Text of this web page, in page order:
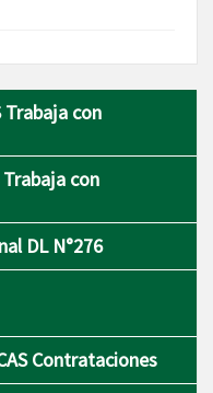
Trabaja con
Trabaja con
DL N°276
Contrataciones